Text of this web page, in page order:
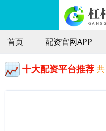
首页 配资官网APP
十大配资平台推荐 共